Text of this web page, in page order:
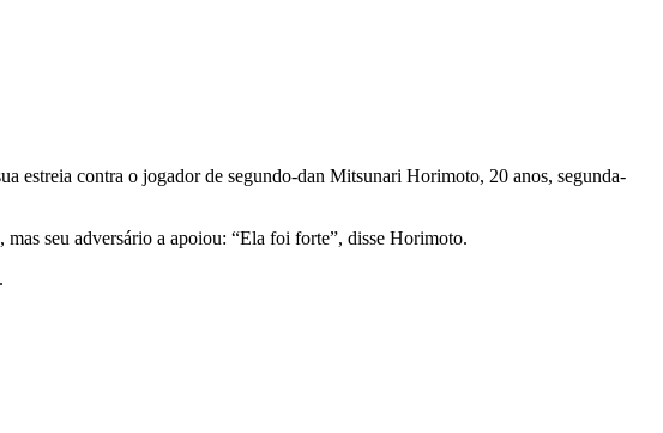
estreia contra o jogador de segundo-dan Mitsunari Horimoto, 20 anos, segunda-
seu adversário a apoiou: “Ela foi forte”, disse Horimoto.